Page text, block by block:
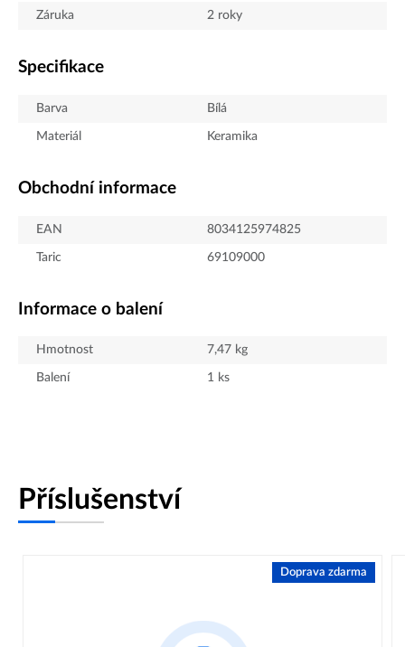
Záruka 2 roky
Specifikace
Barva Bílá
Materiál Keramika
Obchodní informace
EAN 8034125974825
Taric 69109000
Informace o balení
Hmotnost 7,47 kg
Balení 1 ks
Příslušenství
Doprava zdarma